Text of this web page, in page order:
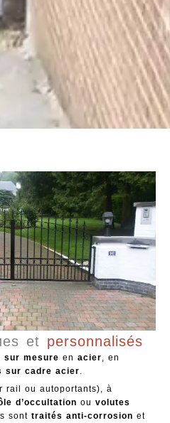
et personnalisés
sur mesure en acier, en
sur cadre acier.
rail ou autoportants), à
d’occultation ou volutes
sont traités anti-corrosion et